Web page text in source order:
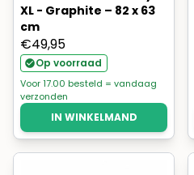
XL - Graphite – 82 x 63
cm
€49,95
Op voorraad
Voor 17.00 besteld = vandaag
verzonden
IN WINKELMAND